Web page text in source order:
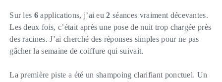
Sur les 6 applications, j’ai eu2 séances vraiment décevantes.
Les deux fois, c’était après une pose de nuit trop chargée près
des racines. J’ai cherché des réponses simples pour ne pas
gâcher la semaine de coiffure qui suivait.
La première piste a été un shampoing clarifiant ponctuel. Un